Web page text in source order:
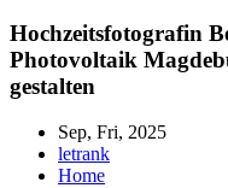
Hochzeitsfotografin
Photovoltaik
gestalten
Sep, Fri, 2025
letrank
Home